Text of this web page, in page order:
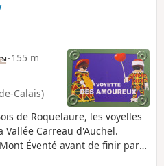
-155 m
Calais)
de Roquelaure, les voyelles
Vallée Carreau d'Auchel.
Éventé avant de finir par